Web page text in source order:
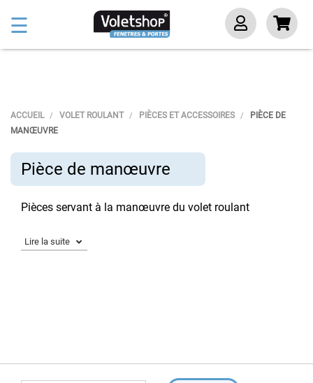
Basculer
la
☰
ACCUEIL VOLET ROULANT PIÈCES ET ACCESSOIRES
PIÈCE DE
MANŒUVRE
Pièce de manœuvre
Pièces servant à la manœuvre du volet roulant